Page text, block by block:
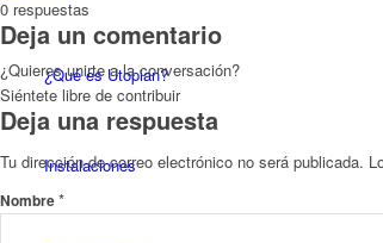
¿Qué es Utopian?
Instalaciones
0 respuestas
Deja un comentario
¿Quieres unirte a la conversación?
Siéntete libre de contribuir
Deja una respuesta
Tu dirección de correo electrónico no será publicada.
Nombre*